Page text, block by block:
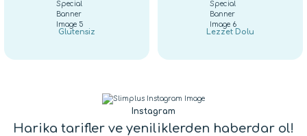
Glutensiz Lezzet Dolu
Instagram
Harika tarifler ve yeniliklerden haberdar ol!